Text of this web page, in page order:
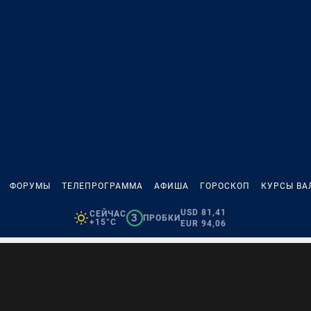
ФОРУМЫ ТЕЛЕПРОГРАММА АФИША ГОРОСКОП КУРСЫ
СЕЙЧАС
+15°C
3 ПРОБКИ
USD 81,41
EUR 94,06